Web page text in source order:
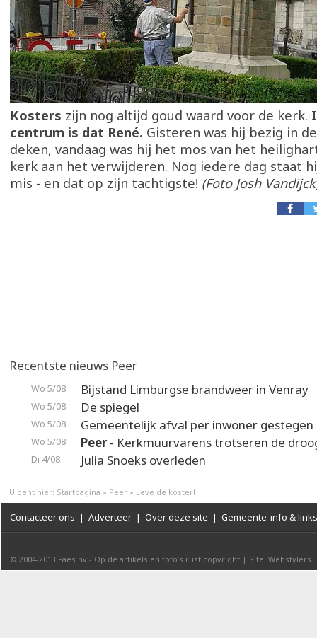
Kosters zijn nog altijd goud waard voor de kerk.
centrum is dat René. Gisteren was hij bezig in
deken, vandaag was hij het mos van het
kerk aan het verwijderen. Nog iedere dag staat
mis - en dat op zijn tachtigste! (Foto Josh
Recentste nieuws Peer
Wo 5/08 Bijstand Limburgse brandweer in Venray
Wo 5/08 De spiegel
Wo 5/08 Gemeentelijk afval per inwoner gestegen
Wo 5/08 Peer- Kerkmuurvarens trotseren de
Di 4/08 Julia Snoeks overleden
U bent hier: Startpagina » Peer » Leve de koster!
Contacteer ons | Adverteer | Over deze site | Gemeente-info & links
© 2004-2013 Faes nv - Op de artikels en foto’s rust copyright | Site: Webstylers